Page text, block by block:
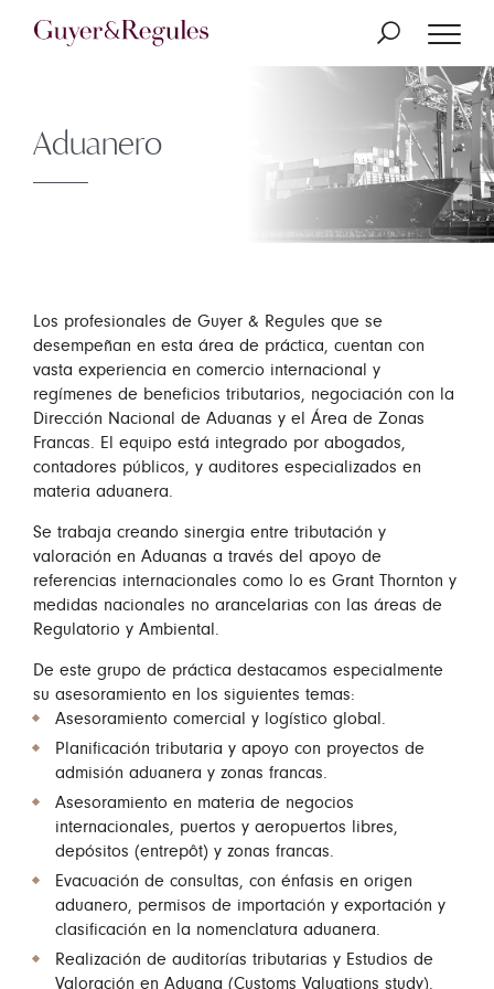
Aduanero
Los profesionales de Guyer & Regules que se
desempeñan en esta área de práctica, cuentan con
vasta experiencia en comercio internacional y
regímenes de beneficios tributarios, negociación con la
Dirección Nacional de Aduanas y el Área de Zonas
Francas. El equipo está integrado por abogados,
contadores públicos, y auditores especializados en
materia aduanera.
Se trabaja creando sinergia entre tributación y
valoración en Aduanas a través del apoyo de
referencias internacionales como lo es Grant Thornton y
medidas nacionales no arancelarias con las áreas de
Regulatorio y Ambiental.
De este grupo de práctica destacamos especialmente
su asesoramiento en los siguientes temas:
Asesoramiento comercial y logístico global.
Planificación tributaria y apoyo con proyectos de
admisión aduanera y zonas francas.
Asesoramiento en materia de negocios
internacionales, puertos y aeropuertos libres,
depósitos (entrepôt) y zonas francas.
Evacuación de consultas, con énfasis en origen
aduanero, permisos de importación y exportación y
clasificación en la nomenclatura aduanera.
Realización de auditorías tributarias y Estudios de
Valoración en Aduana (Customs Valuations study).